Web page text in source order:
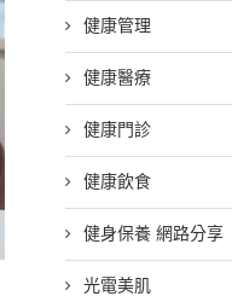
健康管理
健康醫療
健康門診
健康飲食
健身保養 網路分享
光電美肌